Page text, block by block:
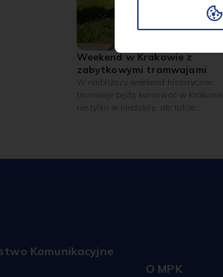
Weekend w Krakowie z
zabytkowymi tramwajami
W najbliższy weekend historyczne
tramwaje będą kursować w Krakowie
nie tylko w niedzielę, ale także
Cmentarzem Rakowickim, na której
będą kursować w godzinach od ok.
18.00 do ok. 23.00.
Komunikacyjne
O MPK